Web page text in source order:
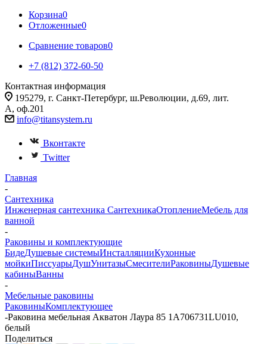
Корзина0
Отложенные0
Сравнение товаров0
+7 (812) 372-60-50
Контактная информация
195279, г. Санкт-Петербург, ш.Революции, д.69, лит.
А, оф.201
info@titansystem.ru
Вконтакте
Twitter
Главная
-
Сантехника
Инженерная сантехника СантехникаОтоплениеМебель для
ванной
-
Раковины и комплектующие
БидеДушевые системыИнсталляцииКухонные
мойкиПиссуарыДушУнитазыСмесителиРаковиныДушевые
кабиныВанны
-
Мебельные раковины
РаковиныКомплектующее
-Раковина мебельная Акватон Лаура 85 1A706731LU010,
белый
Поделиться